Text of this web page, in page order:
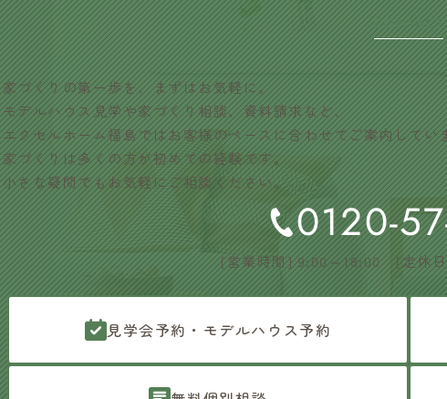
CONTACT
家づくりの第一歩を、まずはお気軽に。
モデルハウス見学や家づくり相談、資料請求など、
エクセルホーム福島ではお客様のペースに合わせてご案内してい
家づくりは多くの方が初めての経験です。
小さな疑問でもお気軽にご相談ください。
0120-
[営業時間] 9:00～18:00 [定休
見学会予約・モデルハウス予約